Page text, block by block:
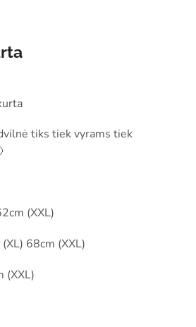
tiks tiek vyrams tiek
(XXL)
68cm (XXL)
(XXL)